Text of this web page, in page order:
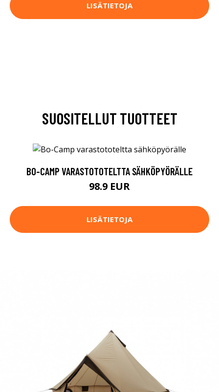
LISÄTIETOJA
SUOSITELLUT TUOTTEET
BO-CAMP VARASTOTOTELTTA SÄHKÖPYÖRÄLLE
98.9 EUR
LISÄTIETOJA